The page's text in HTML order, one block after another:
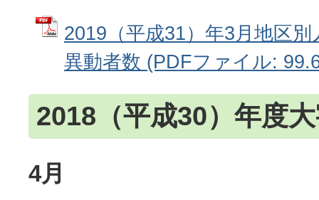
2019（平成31）年3月地区
異動者数 (PDFファイル:
2018（平成30）年度
4月